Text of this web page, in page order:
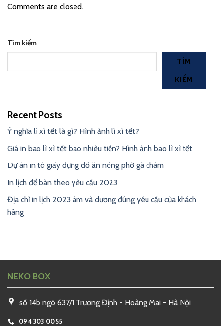
Comments are closed.
Tìm kiếm
TÌM
KIẾM
Recent Posts
Ý nghĩa lì xì tết là gì? Hình ảnh lì xì tết?
Giá in bao lì xì tết bao nhiêu tiền? Hình ảnh bao lì xì tết
Dự án in tô giấy đựng đồ ăn nóng phở gà châm
In lịch để bàn theo yêu cầu 2023
Địa chỉ in lịch 2023 âm và dương đúng yêu cầu của khách
hàng
NEKO BOX
số 14b ngõ 637/1 Trương Định - Hoàng Mai - Hà Nội
094 303 0055